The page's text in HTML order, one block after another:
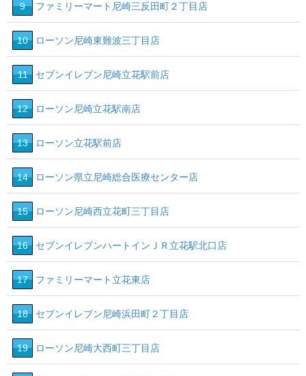
9 ファミリーマート尼崎三反田町２丁目店
10 ローソン尼崎東難波三丁目店
11 セブンイレブン尼崎立花駅前店
12 ローソン尼崎立花駅南店
13 ローソン立花駅前店
14 ローソン県立尼崎総合医療センター店
15 ローソン尼崎西立花町三丁目店
16 セブンイレブンハートインＪＲ立花駅北口店
17 ファミリーマート立花東店
18 セブンイレブン尼崎浜田町２丁目店
19 ローソン尼崎大西町三丁目店